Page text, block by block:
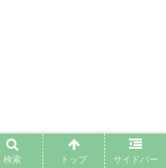
検索 トップ サイドバー